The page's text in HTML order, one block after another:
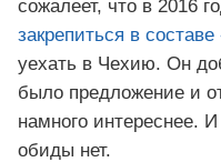
сожалеет, что в 2016
закрепиться в
уехать в Чехию. Он
было предложение и
намного интереснее.
обиды нет.